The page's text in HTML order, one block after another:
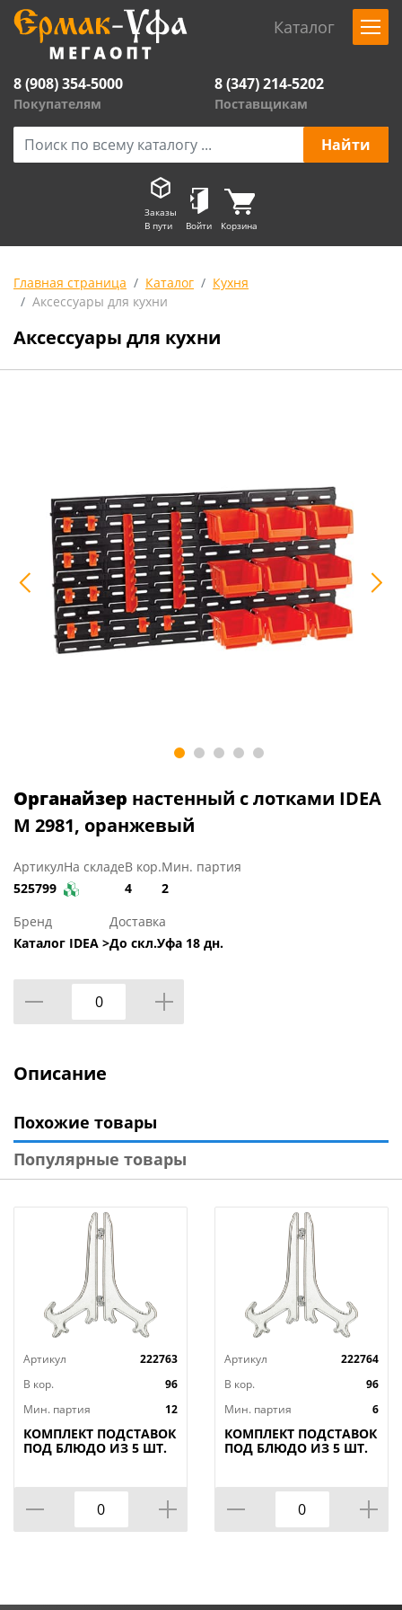
Каталог
8 (908) 354-5000
Покупателям
8 (347) 214-5202
Поставщикам
Заказы
В пути
Войти Корзина
Главная страница Каталог
Кухня
Аксессуары для кухни
Аксессуары для кухни
Органайзер настенный с лотками IDEA
М 2981, оранжевый
Артикул
525799
На складеВ кор.
4
Мин. партия
2
Бренд
Каталог IDEA >
Доставка
До скл.Уфа 18 дн.
Описание
Похожие товары
Популярные товары
Артикул
222763
В кор.
96
Мин. партия
12
КОМПЛЕКТ ПОДСТАВОК
ПОД БЛЮДО ИЗ 5 ШТ.
КОР=192КОМП.
Артикул
222764
В кор.
96
Мин. партия
6
КОМПЛЕКТ ПОДСТАВОК
ПОД БЛЮДО ИЗ 5 ШТ.